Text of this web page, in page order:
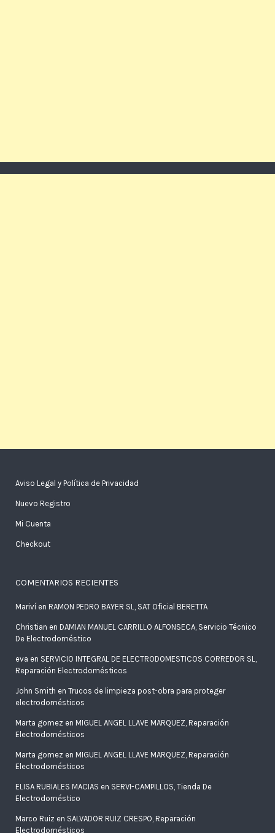
Aviso Legal y Política de Privacidad
Nuevo Registro
Mi Cuenta
Checkout
COMENTARIOS RECIENTES
Marivíen RAMON PEDRO BAYER SL, SAT Oficial BERETTA
Christian en DAMIAN MANUEL CARRILLO ALFONSECA, Servicio Técnico
De Electrodoméstico
eva en SERVICIO INTEGRAL DE ELECTRODOMESTICOS CORREDOR SL,
Reparación Electrodomésticos
John Smith en Trucos de limpieza post-obra para proteger
electrodomésticos
Marta gomez en MIGUEL ANGEL LLAVE MARQUEZ, Reparación
Electrodomésticos
Marta gomez en MIGUEL ANGEL LLAVE MARQUEZ, Reparación
Electrodomésticos
ELISA RUBIALES MACIAS en SERVI-CAMPILLOS, Tienda De
Electrodoméstico
Marco Ruiz en SALVADOR RUIZ CRESPO, Reparación
Electrodomésticos